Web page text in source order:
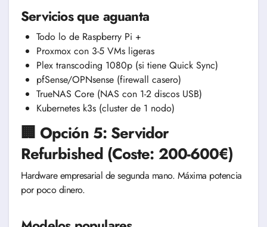
Servicios que aguanta
Todo lo de Raspberry Pi +
Proxmox con 3-5 VMs ligeras
Plex transcoding 1080p (si tiene Quick Sync)
pfSense/OPNsense (firewall casero)
TrueNAS Core (NAS con 1-2 discos USB)
Kubernetes k3s (cluster de 1 nodo)
🏢 Opción 5: Servidor
Refurbished (Coste: 200-600€)
Hardware empresarial de segunda mano. Máxima potencia
por poco dinero.